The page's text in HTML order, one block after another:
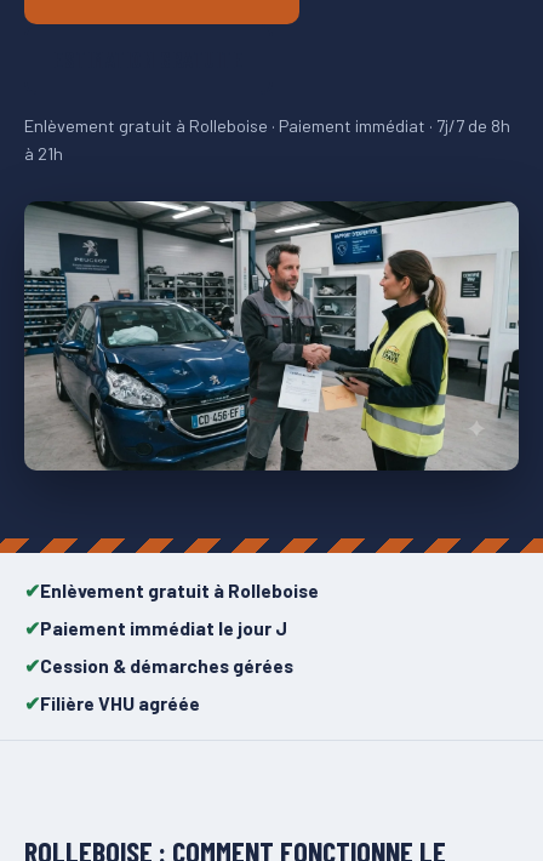
Enlèvement gratuit à Rolleboise · Paiement immédiat · 7j/7 de 8h
à 21h
Enlèvement gratuit à Rolleboise
Paiement immédiat le jour J
Cession & démarches gérées
Filière VHU agréée
ROLLEBOISE : COMMENT FONCTIONNE LE